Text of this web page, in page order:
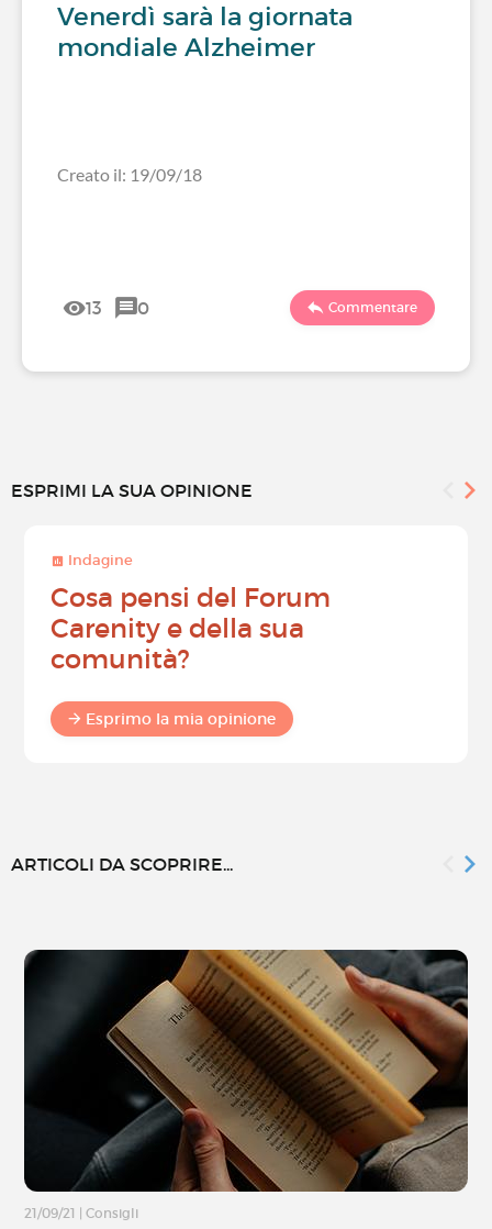
Venerdì sarà la giornata
mondiale Alzheimer
Creato il: 19/09/18
13 0 Commentare
ESPRIMI LA SUA OPINIONE
Indagine
Cosa pensi del Forum
Carenity e della sua
comunità?
Esprimo la mia opinione
ARTICOLI DA SCOPRIRE...
21/09/21 Consigli